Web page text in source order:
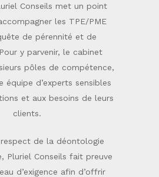
Conseils met un point
les TPE/PME
de pérennité et de
y parvenir, le cabinet
pôles de compétence,
équipe d’experts sensibles
et aux besoins de leurs
clients.
de la déontologie
Pluriel Conseils fait preuve
d’exigence afin d’offrir